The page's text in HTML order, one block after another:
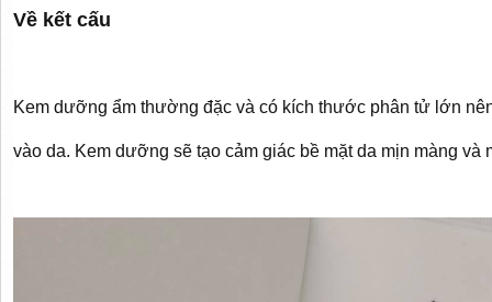
Về kết cấu
Kem dưỡng ẩm thường đặc và có kích thước phân tử lớn
vào da. Kem dưỡng sẽ tạo cảm giác bề mặt da mịn màng